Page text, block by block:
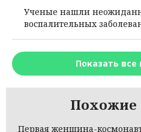
Ученые нашли
воспалительных
Показать все
Похожие
Первая женщина-